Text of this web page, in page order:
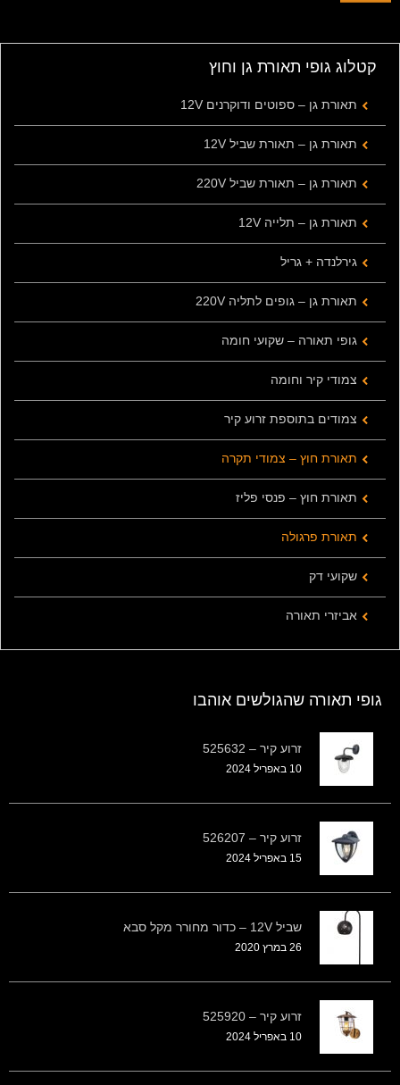
קטלוג גופי תאורת גן וחוץ
תאורת גן – ספוטים ודוקרנים 12V
תאורת גן – תאורת שביל 12V
תאורת גן – תאורת שביל 220V
תאורת גן – תלייה 12V
גירלנדה + גריל
תאורת גן – גופים לתליה 220V
גופי תאורה – שקועי חומה
צמודי קיר וחומה
צמודים בתוספת זרוע קיר
תאורת חוץ – צמודי תקרה
תאורת חוץ – פנסי פליז
תאורת פרגולה
שקועי דק
אביזרי תאורה
גופי תאורה שהגולשים אוהבו
זרוע קיר – 525632
10 באפריל 2024
זרוע קיר – 526207
15 באפריל 2024
שביל 12V – כדור מחורר מקל סבא
26 במרץ 2020
זרוע קיר – 525920
10 באפריל 2024